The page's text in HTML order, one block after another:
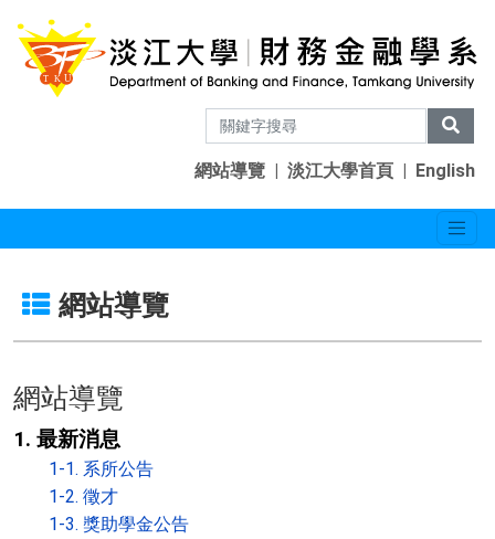
網站導覽 | 淡江大學首頁 | English
網站導覽
網站導覽
1. 最新消息
1-1. 系所公告
1-2. 徵才
1-3. 獎助學金公告